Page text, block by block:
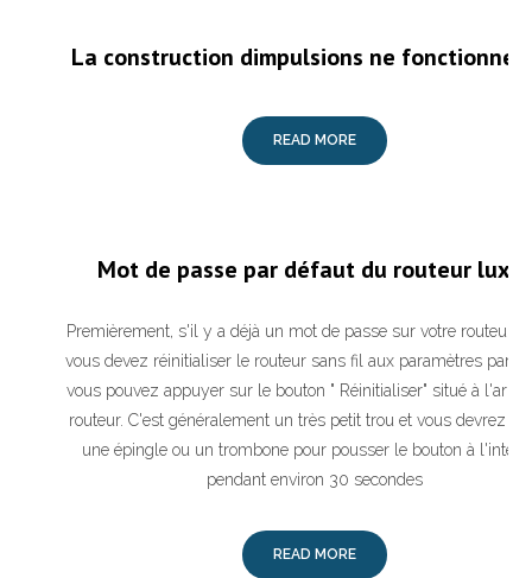
La construction dimpulsions ne fonctionne
READ MORE
Mot de passe par défaut du routeur luxul
Premièrement, s'il y a déjà un mot de passe sur votre routeur
vous devez réinitialiser le routeur sans fil aux paramètres par
vous pouvez appuyer sur le bouton " Réinitialiser" situé à
routeur. C'est généralement un très petit trou et vous devrez
une épingle ou un trombone pour pousser le bouton à
pendant environ 30 secondes
READ MORE